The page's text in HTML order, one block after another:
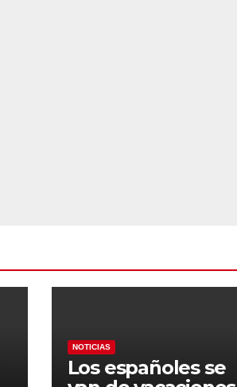
NOTICIAS
Los españoles se